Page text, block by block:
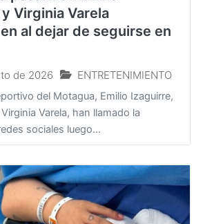
pasando? Emilio
Virginia Varela
al dejar de seguirse en
de 2026 ENTRETENIMIENTO
del Motagua, Emilio Izaguirre,
Varela, han llamado la
sociales luego...